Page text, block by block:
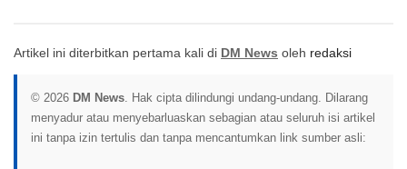
Artikel ini diterbitkan pertama kali di DM News oleh redaksi
© 2026 DM News. Hak cipta dilindungi undang-undang. Dilarang
menyadur atau menyebarluaskan sebagian atau seluruh isi artikel
ini tanpa izin tertulis dan tanpa mencantumkan link sumber asli: